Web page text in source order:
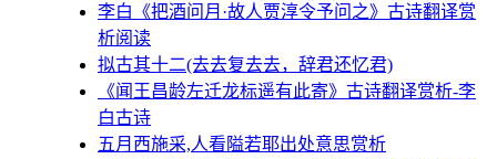
李白《把酒问月·故人贾淳令予问之》古诗翻译赏
析阅读
拟古其十二(去去复去去，辞君还忆君)
《闻王昌龄左迁龙标遥有此寄》古诗翻译赏析-李
白古诗
五月西施采,人看隘若耶出处意思赏析